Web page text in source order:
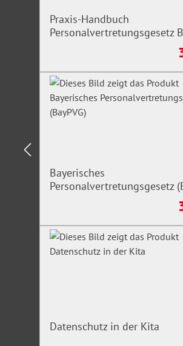
Praxis-Handbuch
Personalvertretungsgesetz
Bayerisches
Personalvertretungsgesetz
Datenschutz in der Kita